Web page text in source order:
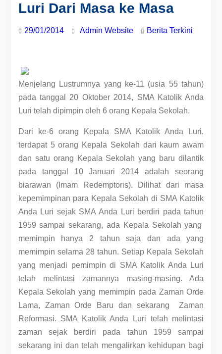
Luri Dari Masa ke Masa
29/01/2014 Admin Website Berita Terkini
Menjelang Lustrumnya yang ke-11 (usia 55 tahun)
pada tanggal 20 Oktober 2014, SMA Katolik Anda
Luri telah dipimpin oleh 6 orang Kepala Sekolah.
Dari ke-6 orang Kepala SMA Katolik Anda Luri,
terdapat 5 orang Kepala Sekolah dari kaum awam
dan satu orang Kepala Sekolah yang baru dilantik
pada tanggal 10 Januari 2014 adalah seorang
biarawan (Imam Redemptoris). Dilihat dari masa
kepemimpinan para Kepala Sekolah di SMA Katolik
Anda Luri sejak SMA Anda Luri berdiri pada tahun
1959 sampai sekarang, ada Kepala Sekolah yang
memimpin hanya 2 tahun saja dan ada yang
memimpin selama 28 tahun. Setiap Kepala Sekolah
yang menjadi pemimpin di SMA Katolik Anda Luri
telah melintasi zamannya masing-masing. Ada
Kepala Sekolah yang memimpin pada Zaman Orde
Lama, Zaman Orde Baru dan sekarang Zaman
Reformasi. SMA Katolik Anda Luri telah melintasi
zaman sejak berdiri pada tahun 1959 sampai
sekarang ini dan telah mengalirkan kehidupan bagi